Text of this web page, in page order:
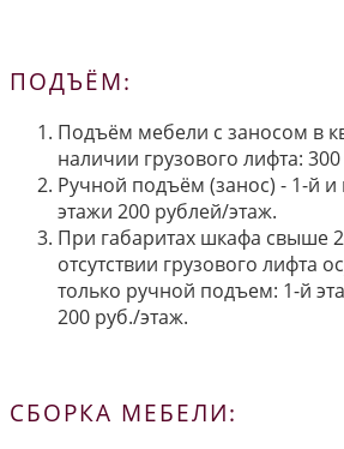
ПОДЪЁМ:
Подъём мебели с заносом в
наличии грузового лифта:
Ручной подъём (занос) - 1-й
этажи 200 рублей/этаж.
При габаритах шкафа свыше
отсутствии грузового лифта
только ручной подъем: 1-й
200 руб./этаж.
СБОРКА МЕБЕЛИ: